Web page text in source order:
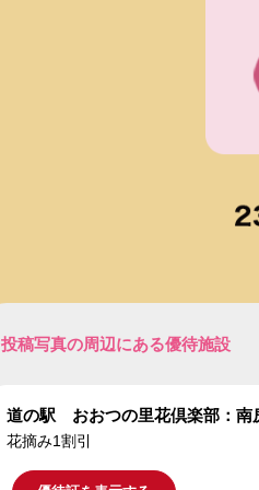
投稿写真の周辺にある優待施設
道の駅 おおつの里花倶楽部：南
花摘み1割引